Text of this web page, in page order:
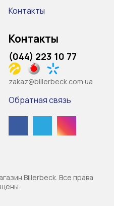
Контакты
Контакты
(044) 223 10 77
zakaz@billerbeck.com.ua
Обратная связь
Billerbeck. Все права